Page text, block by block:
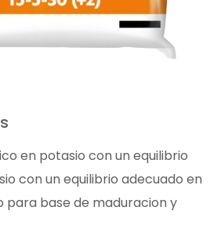
en potasio con un equilibrio
con un equilibrio adecuado en
para base de maduracion y